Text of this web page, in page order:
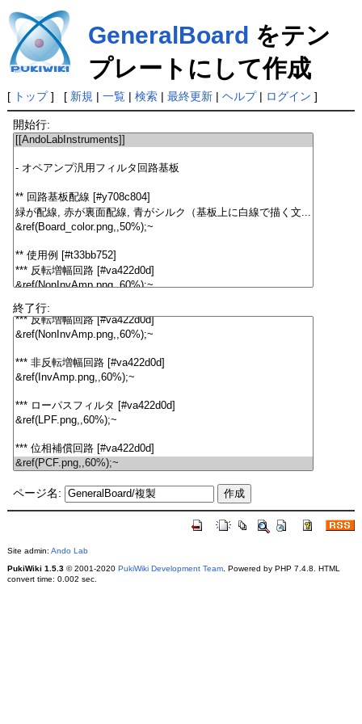
GeneralBoard をテン
プレートにして作成
[ トップ] [ 新規 | 一覧| 検索| 最終更新| ヘルプ| ログイン ]
開始行:
終了行:
ページ名:
Site admin: Ando Lab
PukiWiki 1.5.3© 2001-2020 PukiWiki Development Team. Powered by PHP 7.4.8. HTML
convert time: 0.002 sec.